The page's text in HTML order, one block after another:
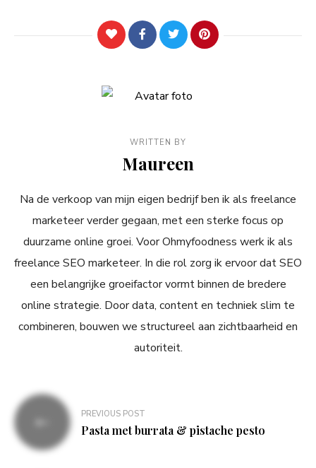
WRITTEN BY
Maureen
Na de verkoop van mijn eigen bedrijf ben ik als freelance
marketeer verder gegaan, met een sterke focus op
duurzame online groei. Voor Ohmyfoodness werk ik als
freelance SEO marketeer. In die rol zorg ik ervoor dat SEO
een belangrijke groeifactor vormt binnen de bredere
online strategie. Door data, content en techniek slim te
combineren, bouwen we structureel aan zichtbaarheid en
autoriteit.
Bericht
navigatie
PREVIOUS POST
Pasta met burrata & pistache pesto